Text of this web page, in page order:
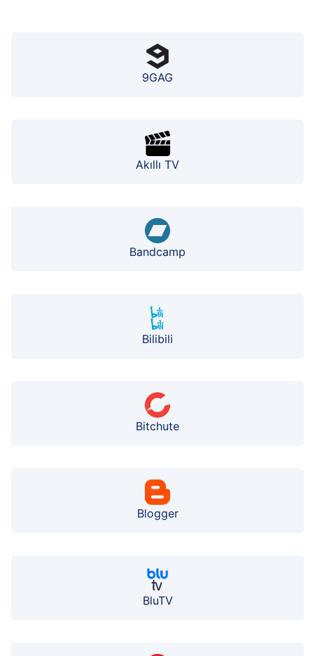
9GAG
Akıllı TV
Bandcamp
Bilibili
Bitchute
Blogger
BluTV